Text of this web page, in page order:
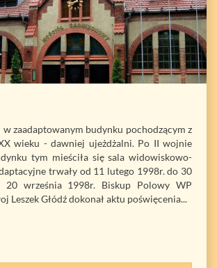
w zaadaptowanym budynku pochodzącym z
wieku - dawniej ujeżdżalni. Po II wojnie
tym mieściła się sala widowiskowo-
trwały od 11 lutego 1998r. do 30
20 września 1998r. Biskup Polowy WP
Leszek Głódź dokonał aktu poświęcenia...